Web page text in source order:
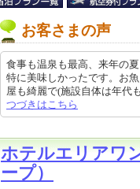
お客さまの声
食事も温泉も最高、来年の
特に美味しかったです。お
屋も綺麗で(施設自体は年
つづきはこちら
ホテルエリアワ
ープ）